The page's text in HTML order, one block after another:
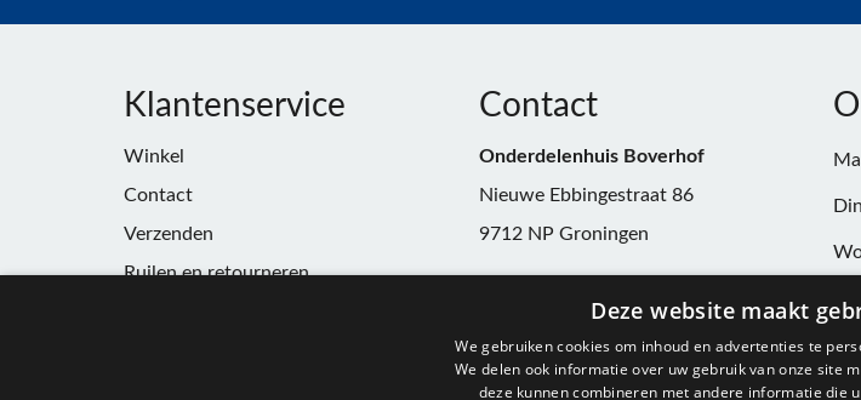
Klantenservice
Winkel
Contact
Verzenden
Ruilen en retourneren
Contact
Onderdelenhuis Boverhof
Nieuwe Ebbingestraat 86
9712 NP Groningen
winkel@onderdelenhuisgroningen.nl
Deze website maakt
We gebruiken cookies om inhoud en advertenties te
We delen ook informatie over uw gebruik van onze site
deze kunnen combineren met andere informatie die